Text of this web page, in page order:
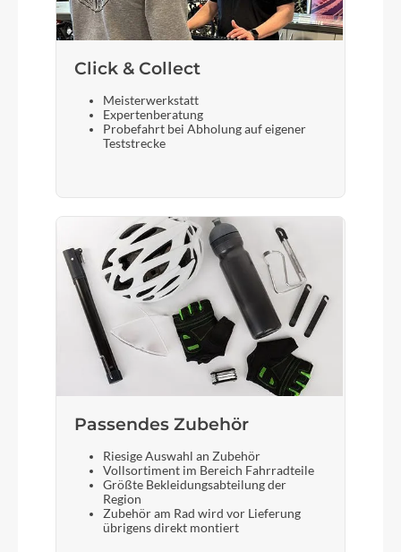
Shimano Alfine
Bremshebel
Shimano BL-MT200
Sattel
Syncros Capilano Trekking
Gabel
BGM Trekking Aluminium Starrgabel, Aluminium
Steuerrohr, Scheibenbremsaufnahme
Syncros
Click & Collect
Meisterwerkstatt
Expertenberatung
Probefahrt bei Abholung auf eigener
Teststrecke
Passendes Zubehör
Riesige Auswahl an Zubehör
Vollsortiment im Bereich Fahrradteile
Größte Bekleidungsabteilung der
Region
Zubehör am Rad wird vor Lieferung
übrigens direkt montiert